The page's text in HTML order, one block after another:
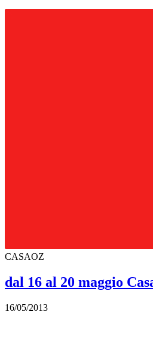
CASAOZ
dal 16 al 20 maggio
16/05/2013